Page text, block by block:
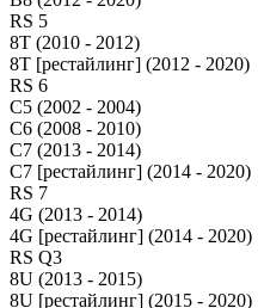
RS 5
8T (2010 - 2012)
8T [рестайлинг] (2012 - 2020)
RS 6
C5 (2002 - 2004)
C6 (2008 - 2010)
C7 (2013 - 2014)
C7 [рестайлинг] (2014 - 2020)
RS 7
4G (2013 - 2014)
4G [рестайлинг] (2014 - 2020)
RS Q3
8U (2013 - 2015)
8U [рестайлинг] (2015 - 2020)